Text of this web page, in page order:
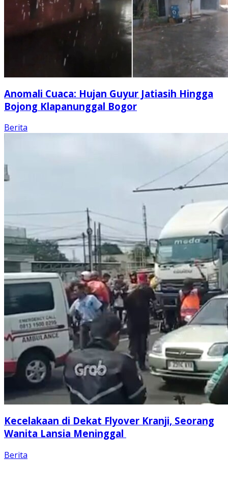
Anomali Cuaca: Hujan Guyur Jatiasih Hingga
Bojong Klapanunggal Bogor
Berita
Kecelakaan di Dekat Flyover Kranji, Seorang
Wanita Lansia Meninggal
Berita